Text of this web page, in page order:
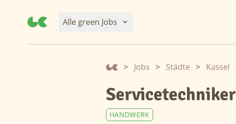
Alle green Jobs
> Jobs > Städte > Kassel
HANDWERK